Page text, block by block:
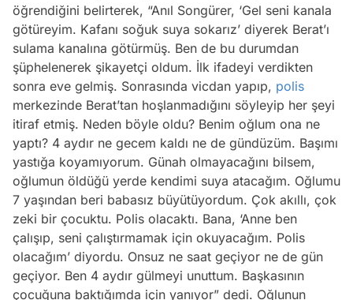
öğrendiğini belirterek, “Anıl Songürer, ‘Gel seni kanala
götüreyim. Kafanı soğuk suya sokarız’ diyerek Berat’ı
sulama kanalına götürmüş. Ben de bu durumdan
şüphelenerek şikayetçi oldum. İlk ifadeyi verdikten
sonra eve gelmiş. Sonrasında vicdan yapıp, polis
merkezinde Berat’tan hoşlanmadığını söyleyip her şeyi
itiraf etmiş. Neden böyle oldu? Benim oğlum ona ne
yaptı? 4 aydır ne gecem kaldı ne de gündüzüm. Başımı
yastığa koyamıyorum. Günah olmayacağını bilsem,
oğlumun öldüğü yerde kendimi suya atacağım. Oğlumu
7 yaşından beri babasız büyütüyordum. Çok akıllı, çok
zeki bir çocuktu. Polis olacaktı. Bana, ‘Anne ben
çalışıp, seni çalıştırmamak için okuyacağım. Polis
olacağım’ diyordu. Onsuz ne saat geçiyor ne de gün
geçiyor. Ben 4 aydır gülmeyi unuttum. Başkasının
çocuğuna baktığımda için yanıyor” dedi. Oğlunun